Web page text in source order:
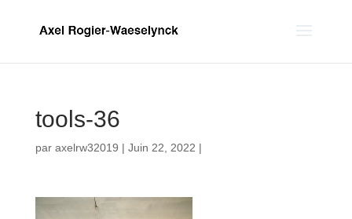
tools-36
par axelrw32019 | Juin 22, 2022 |